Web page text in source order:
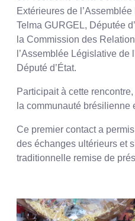
Extérieures de
Telma GURGEL, Députée
la Commission des
l’Assemblée Législative de
Député d’État.
Participait à cette
la communauté brésilienne
Ce premier contact a
des échanges ultérieurs et
traditionnelle remise de